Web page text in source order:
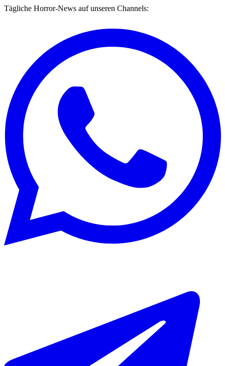
Tägliche Horror-News auf unseren Channels: